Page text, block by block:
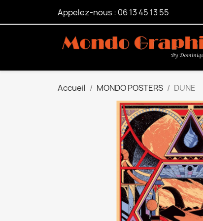
Appelez-nous : 06 13 45 13 55
Accueil MONDO POSTERS DUNE